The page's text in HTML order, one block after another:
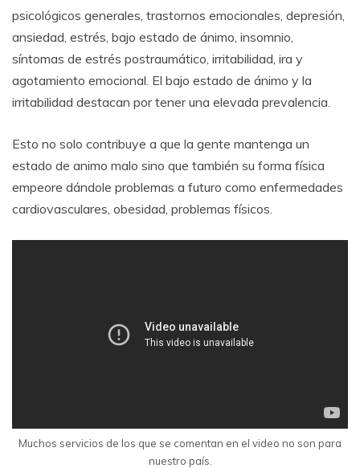
psicológicos generales, trastornos emocionales, depresión,
ansiedad, estrés, bajo estado de ánimo, insomnio,
síntomas de estrés postraumático, irritabilidad, ira y
agotamiento emocional. El bajo estado de ánimo y la
irritabilidad destacan por tener una elevada prevalencia.
Esto no solo contribuye a que la gente mantenga un
estado de animo malo sino que también su forma física
empeore dándole problemas a futuro como enfermedades
cardiovasculares, obesidad, problemas físicos.
Muchos servicios de los que se comentan en el video no son para
nuestro país.